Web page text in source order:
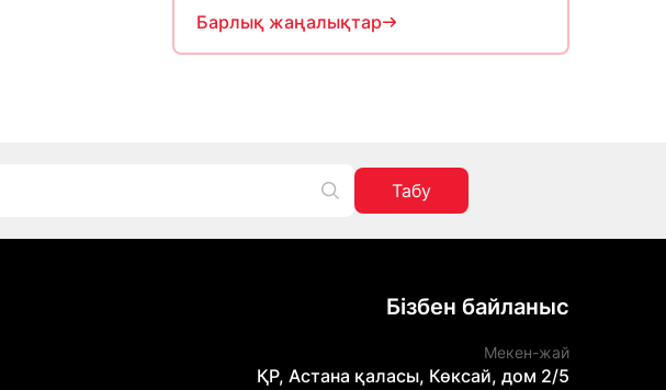
Барлық жаңалықтар
Табу
Бізбен байланыс
Мекен-жай
ҚР, Астана қаласы, Көксай, дом 2/5